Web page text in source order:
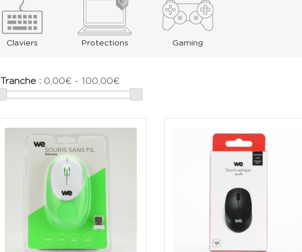
Claviers Protections Gaming
Tranche : 0,00€ - 100,00€